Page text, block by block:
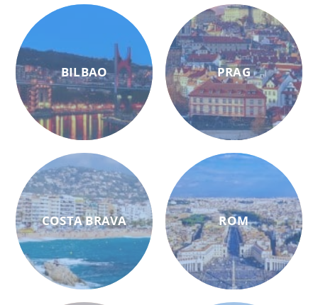
BILBAO
COSTA BRAVA
PRAG
ROM